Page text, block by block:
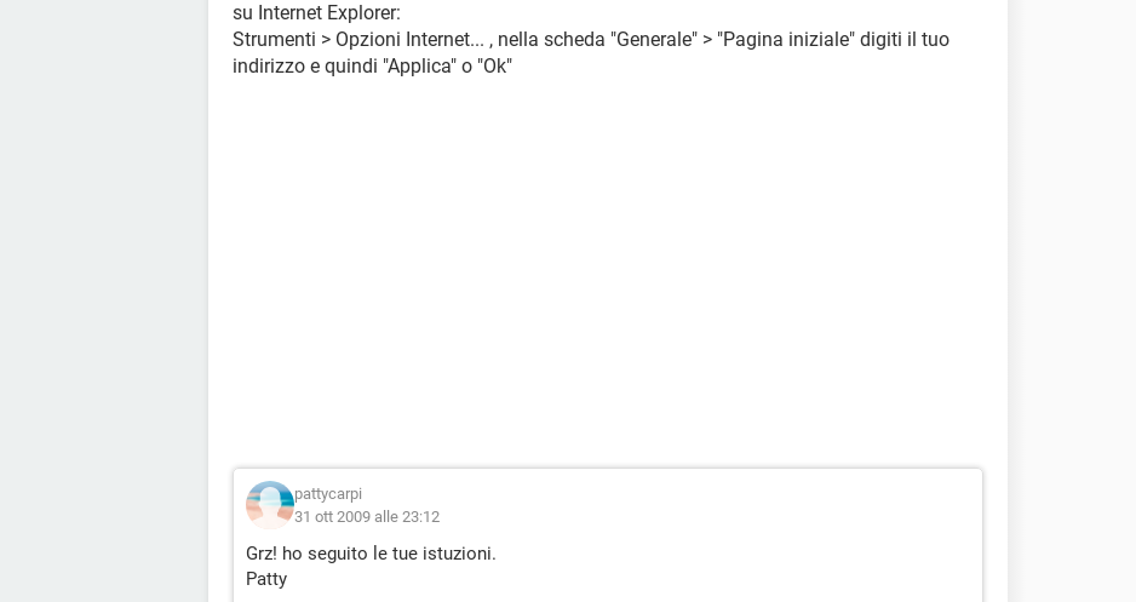
su Internet Explorer:
Strumenti > Opzioni Internet... , nella scheda "Generale" > "Pagina iniziale" digiti il tuo
indirizzo e quindi "Applica" o "Ok"
pattycarpi
31 ott 2009 alle 23:12
Grz! ho seguito le tue istuzioni.
Patty